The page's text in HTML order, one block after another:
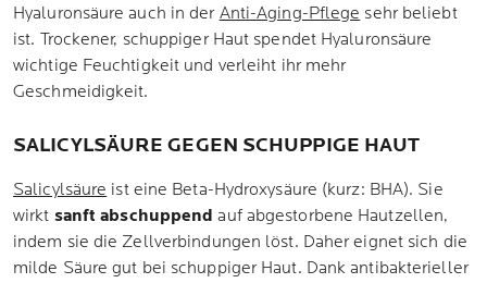
Hyaluronsäure auch in der Anti-Aging-Pflege sehr beliebt
ist. Trockener, schuppiger Haut spendet Hyaluronsäure
wichtige Feuchtigkeit und verleiht ihr mehr
Geschmeidigkeit.
SALICYLSÄURE GEGEN SCHUPPIGE HAUT
Salicylsäure ist eine Beta-Hydroxysäure (kurz: BHA). Sie
wirkt sanft abschuppend auf abgestorbene Hautzellen,
indem sie die Zellverbindungen löst. Daher eignet sich die
milde Säure gut bei schuppiger Haut. Dank antibakterieller